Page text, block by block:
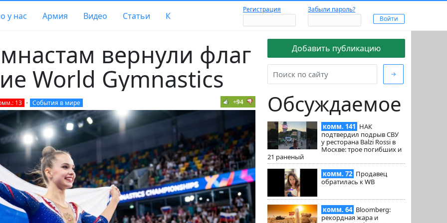
у нас Армия Видео Статьи К
Регистрация Забыли пароль?
Добавить публикацию
→
Обсуждаемое
комм. 141 НАК
подтвердил подрыв СВУ
у ресторана Balzi Rossi в
Москве: трое погибших и
21 раненый
комм. 72 Продавец
обратилась к WB
комм. 64 Bloomberg:
рекордная жара и
вернули флаг
World Gymnastics
13 • События в мире +94